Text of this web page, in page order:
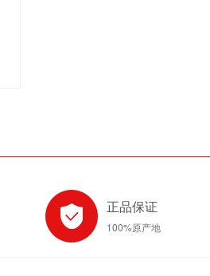
正品保证
100%原产地